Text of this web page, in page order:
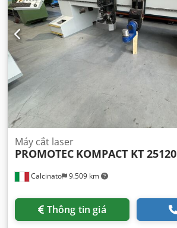
Calcinato 9.509 km
Máy cắt laser
PROMOTEC KOMPACT KT 25120
Thông tin giá